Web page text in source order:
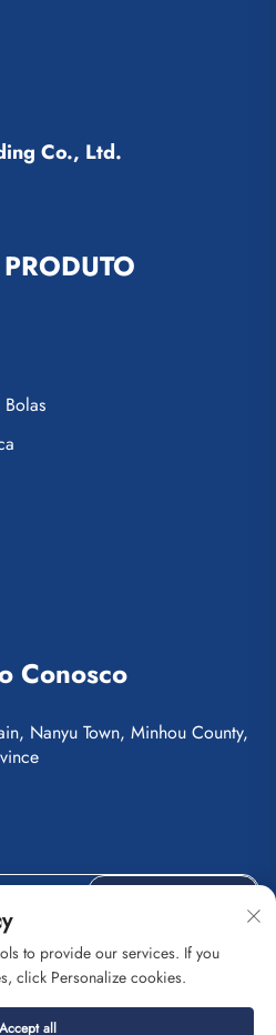
Co., Ltd.
Conosco
Nanyu Town, Minhou County,
Trading Co., Ltd. Todos
to provide our services. If you
click Personalize cookies.
Accept all